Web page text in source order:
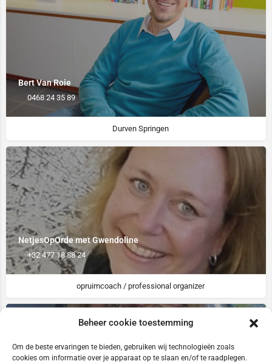
Beheer cookie toestemming
Om de beste ervaringen te bieden, gebruiken wij technologieën zoals
cookies om informatie over je apparaat op te slaan en/of te raadplegen.
Bert Van Roie
0468 24 35 89
Durven Springen
NetjesOpOrde met Gwendoline
+32 477 18 88 24
opruimcoach / professional organizer